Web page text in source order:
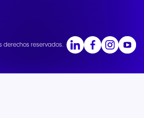
derechos reservados.